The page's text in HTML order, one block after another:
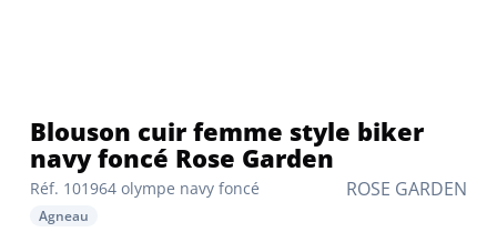
ROSE GARDEN
Réf. 101964 olympe navy foncé
Blouson cuir femme style biker
navy foncé Rose Garden
Agneau